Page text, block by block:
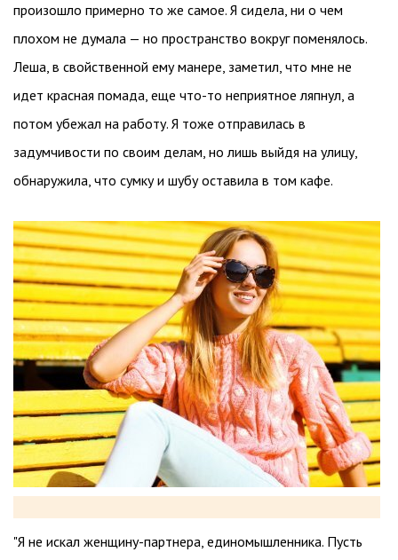
произошло примерно то же самое. Я сидела, ни о чем
плохом не думала — но пространство вокруг поменялось.
Леша, в свойственной ему манере, заметил, что мне не
идет красная помада, еще что-то неприятное ляпнул, а
потом убежал на работу. Я тоже отправилась в
задумчивости по своим делам, но лишь выйдя на улицу,
обнаружила, что сумку и шубу оставила в том кафе.
"Я не искал женщину-партнера, единомышленника. Пусть